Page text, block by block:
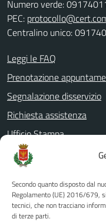
Secondo quanto disposto dal
Regolamento (UE) 2016/679,
tecnici, che non tracciano
di terze parti.
Numero verde:
PEC:
Centralino unico:
Leggi le FAQ
Prenotazione
Segnalazione disservizio
Richiesta assistenza
Ufficio Stampa
Amministrazione
Albo pretorio
Informativa privacy
Note legali